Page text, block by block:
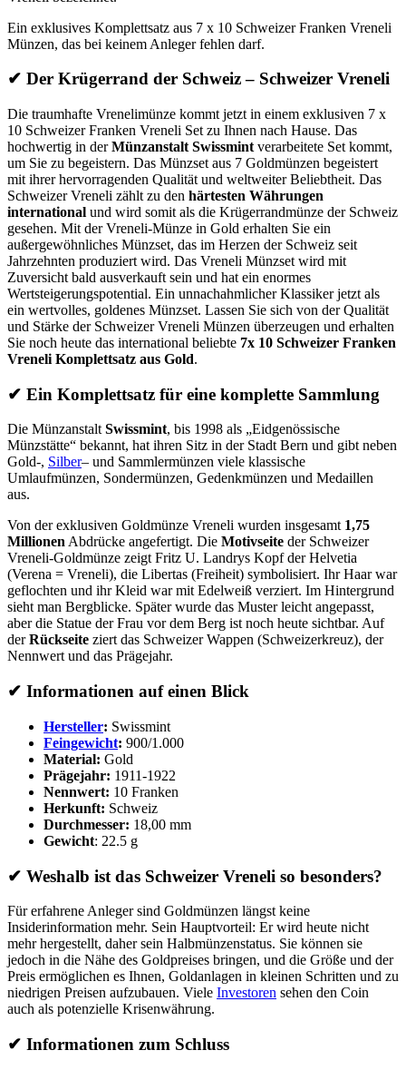
Ein exklusives Komplettsatz aus 7 x 10 Schweizer Franken Vreneli
Münzen, das bei keinem Anleger fehlen darf.
✔ Der Krügerrand der Schweiz – Schweizer Vreneli
Die traumhafte Vrenelimünze kommt jetzt in einem exklusiven 7 x
10 Schweizer Franken Vreneli Set zu Ihnen nach Hause. Das
hochwertig in derMünzanstalt Swissmint verarbeitete Set kommt,
um Sie zu begeistern. Das Münzset aus 7 Goldmünzen begeistert
mit ihrer hervorragenden Qualität und weltweiter Beliebtheit. Das
Schweizer Vreneli zählt zu den härtesten Währungen
international und wird somit als die Krügerrandmünze der Schweiz
gesehen. Mit der Vreneli-Münze in Gold erhalten Sie ein
außergewöhnliches Münzset, das im Herzen der Schweiz seit
Jahrzehnten produziert wird. Das Vreneli Münzset wird mit
Zuversicht bald ausverkauft sein und hat ein enormes
Wertsteigerungspotential. Ein unnachahmlicher Klassiker jetzt als
ein wertvolles, goldenes Münzset. Lassen Sie sich von der Qualität
und Stärke der Schweizer Vreneli Münzen überzeugen und erhalten
Sie noch heute das international beliebte 7x 10 Schweizer Franken
Vreneli Komplettsatz aus Gold.
✔ Ein Komplettsatz für eine komplette Sammlung
Die MünzanstaltSwissmint, bis 1998 als „Eidgenössische
Münzstätte“ bekannt, hat ihren Sitz in der Stadt Bern und gibt neben
Gold-, Silber– und Sammlermünzen viele klassische
Umlaufmünzen, Sondermünzen, Gedenkmünzen und Medaillen
aus.
Von der exklusiven Goldmünze Vreneli wurden insgesamt1,75
MillionenAbdrücke angefertigt. Die Motivseite der Schweizer
Vreneli-Goldmünze zeigt Fritz U. Landrys Kopf der Helvetia
(Verena = Vreneli), die Libertas (Freiheit) symbolisiert. Ihr Haar war
geflochten und ihr Kleid war mit Edelweiß verziert. Im Hintergrund
sieht man Bergblicke. Später wurde das Muster leicht angepasst,
aber die Statue der Frau vor dem Berg ist noch heute sichtbar. Auf
derRückseite ziert das Schweizer Wappen (Schweizerkreuz), der
Nennwert und das Prägejahr.
✔ Informationen auf einen Blick
Hersteller: Swissmint
Feingewicht: 900/1.000
Material: Gold
Prägejahr: 1911-1922
Nennwert: 10 Franken
Herkunft: Schweiz
Durchmesser: 18,00 mm
Gewicht: 22.5 g
✔ Weshalb ist das Schweizer Vreneli so besonders?
Für erfahrene Anleger sind Goldmünzen längst keine
Insiderinformation mehr. Sein Hauptvorteil: Er wird heute nicht
mehr hergestellt, daher sein Halbmünzenstatus. Sie können sie
jedoch in die Nähe des Goldpreises bringen, und die Größe und der
Preis ermöglichen es Ihnen, Goldanlagen in kleinen Schritten und zu
niedrigen Preisen aufzubauen. Viele Investoren sehen den Coin
auch als potenzielle Krisenwährung.
✔ Informationen zum Schluss